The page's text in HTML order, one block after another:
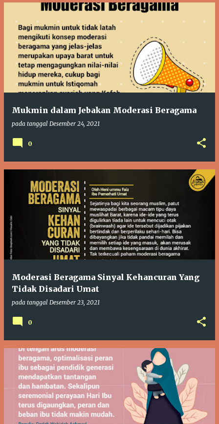
Mukmin dalam Jebakan Moderasi Beragama
pada tanggal Desember 24, 2021
0
Moderasi Beragama Sinyal Kehancuran Yang
Tidak Disadari Umat
pada tanggal Desember 23, 2021
0